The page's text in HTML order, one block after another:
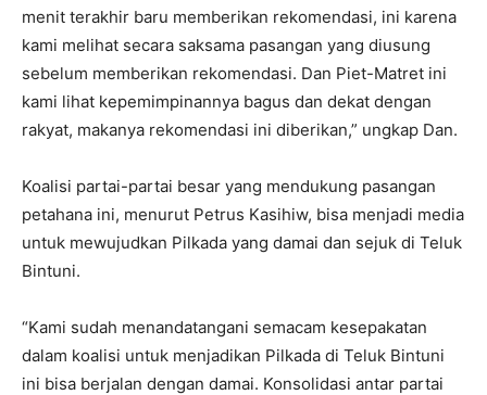
menit terakhir baru memberikan rekomendasi, ini karena
kami melihat secara saksama pasangan yang diusung
sebelum memberikan rekomendasi. Dan Piet-Matret ini
kami lihat kepemimpinannya bagus dan dekat dengan
rakyat, makanya rekomendasi ini diberikan,” ungkap Dan.
Koalisi partai-partai besar yang mendukung pasangan
petahana ini, menurut Petrus Kasihiw, bisa menjadi media
untuk mewujudkan Pilkada yang damai dan sejuk di Teluk
Bintuni.
“Kami sudah menandatangani semacam kesepakatan
dalam koalisi untuk menjadikan Pilkada di Teluk Bintuni
ini bisa berjalan dengan damai. Konsolidasi antar partai